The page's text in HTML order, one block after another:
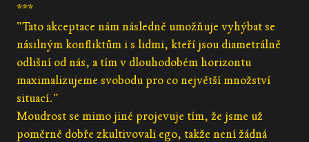
***
"Tato akceptace nám následně umožňuje vyhýbat se
násilným konfliktům i s lidmi, kteří jsou diametrálně
odlišní od nás, a tím v dlouhodobém horizontu
maximalizujeme svobodu pro co největší množství
situací."
Moudrost se mimo jiné projevuje tím, že jsme už
poměrně dobře zkultivovali ego, takže není žádná